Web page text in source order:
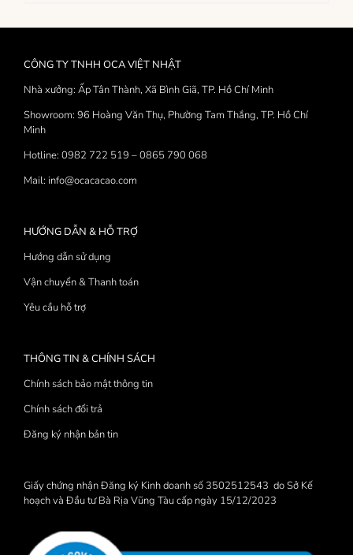
CÔNG TY TNHH OCA VIỆT NHẬT
Nhà xưởng: Ấp Tân Thành, Xã Bình Giã, TP. Hồ Chí Minh
Showroom: 96 Hoàng Văn Thụ, Phường Tam Thắng, TP. Hồ Chí
Minh
Hotline: 0982 722 519 – 0865 790 068
Mail: info@ocacacao.com
HƯỚNG DẪN & HỖ TRỢ
Hướng dẫn sử dụng
Vận chuyển & Thanh toán
Yêu cầu hỗ trợ
THÔNG TIN & CHÍNH SÁCH
Chính sách bảo mật thông tin
Chính sách đổi trả
Đăng ký nhận bản tin
Giấy chứng nhận Đăng ký Kinh doanh số 3502512543 do Sở Kế
hoạch và Đầu tư Bà Rịa Vũng Tàu cấp ngày 15/12/2023